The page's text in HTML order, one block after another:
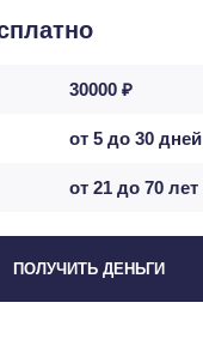
30000 ₽
от 5 до 30 дней
от 21 до 70 лет
ПОЛУЧИТЬ ДЕНЬГИ